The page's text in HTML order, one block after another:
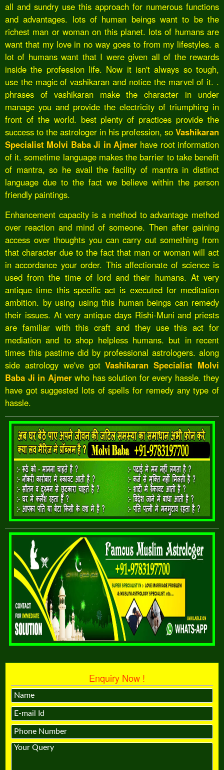
all and sundry use this approach for numerous functions
and advantages. lots of human beings want to be the
richest man or woman on this planet. lots of humans are
want that my love in no way goes to from my lifestyles. a
lot of humans want that I were given all of the rewards
inside the profession life. Now it isn't always so tough,
use the magic of vashikaran and notice the marvel of it. .
phrases of vashikaran make the character in under
manage you and provide the electricity of triumphing in
front of the world. best plenty of practices provide the
success to the astrologer in his profession, so Vashikaran
Specialist Molvi Baba Ji in Ajmerhave root information
of it. sometime language makes the barrier to take benefit
of mantra, so he avail the facility of mantra in distinct
language due to the fact we believe within the person
friendly paintings.
Enhancement capacity is a method to advantage method
over reaction and mind of someone. Then after gaining
access over thoughts you can carry out something from
that character due to the fact that man or woman will act
in accordance your order. This affectionate of science is
used from the time of lord and their humans. At very
antique time this specific act is executed for meditation
ambition. by using using this human beings can remedy
their issues. At very antique days Rishi-Muni and priests
are familiar with this craft and they use this act for
mediation and to shop helpless humans. but in recent
times this pastime did by professional astrologers. along
side astrology we've gotVashikaran Specialist Molvi
Baba Ji in Ajmerwho has solution for every hassle. they
have got suggested lots of spells for remedy any type of
hassle.
Enquiry Now !